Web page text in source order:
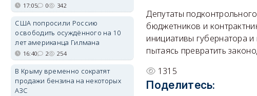
Депутаты
бюджетников и
инициативы губернатора
пытаясь превратить
1315
Поделитесь:
17:05 0 342
США попросили Россию
освободить осуждённого на 10
лет американца Гилмана
16:40 2 254
В Крыму временно сократят
продажи бензина на некоторых
АЗС